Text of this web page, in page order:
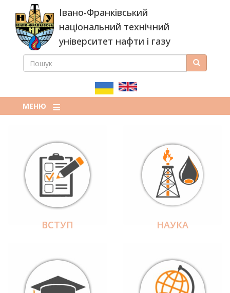
основного
вмісту
Івано-Франківський
національний технічний
університет нафти і газу
ПОШУКОВА
ПОШУК Пошук
МЕНЮ
ВСТУП НАУКА